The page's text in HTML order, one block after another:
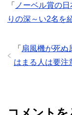
「 ノーベル賞の
りの深～い2名を
「 扇風機が死ぬ
はまる人は要注